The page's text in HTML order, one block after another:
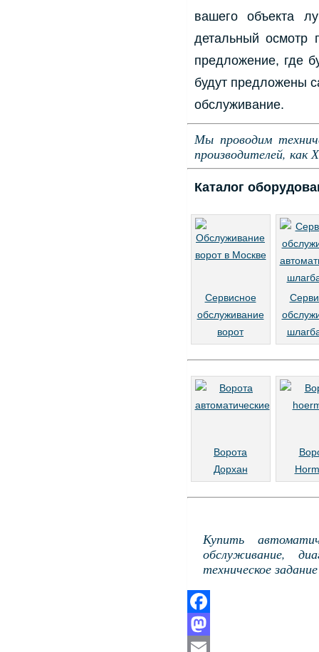
вашего объекта
детальный осмотр
предложение, где
будут предложены
обслуживание.
Мы проводим
производителей, как
Каталог
Сервисное
обслуживание
ворот
Ворота
Дорхан
Купить
обслуживание,
техническое
Facebook
Mastodon